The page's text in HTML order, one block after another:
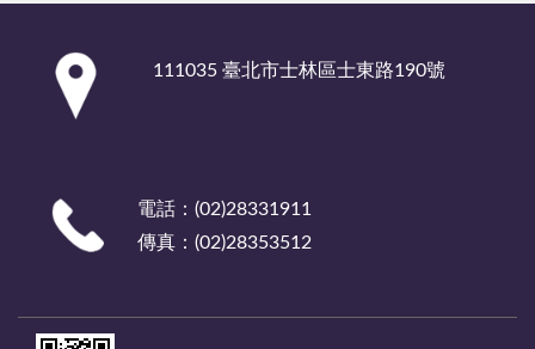
111035 臺北市士林區士東路190號
電話：(02)28331911
傳真：(02)28353512